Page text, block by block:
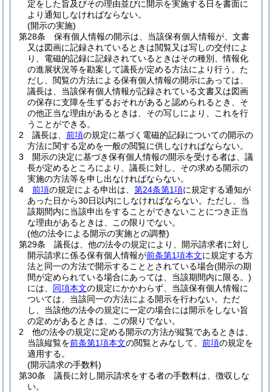
定をした旨及びその理由並びに開示を実施する日を書面に
より通知しなければならない。
(開示の実施)
第28条
保有個人情報の開示は、当該保有個人情報が、文書
又は図画に記録されているときは閲覧又は写しの交付によ
り、電磁的記録に記録されているときはその種別、情報化
の進展状況等を勘案して議長が定める方法により行う。 た
だし、閲覧の方法による保有個人情報の開示にあっては、
議長は、当該保有個人情報が記録されている文書又は図画
の保存に支障を生ずるおそれがあると認められるとき、そ
の他正当な理由があるときは、その写しにより、これを行
うことができる。
2
議長は、 前項の規定に基づく電磁的記録についての開示の
方法に関する定めを一般の閲覧に供しなければならない。
3
開示の決定に基づき保有個人情報の開示を受ける者は、議
長が定めるところにより、議長に対し、その求める開示の
実施の方法等を申し出なければならない。
4
前項の規定による申出は、 第24条第1項に規定する通知が
あった日から30日以内にしなければならない。 ただし、当
該期間内に当該申出をすることができないことにつき正当
な理由があるときは、この限りでない。
(他の法令による開示の実施との調整)
第29条
議長は、他の法令の規定により、開示請求者に対し
開示請求に係る保有個人情報が前条第1項本文に規定する方
法と同一の方法で開示することとされている場合(開示の期
間が定められている場合にあっては、当該期間内に限る。)
には、 同項本文の規定にかかわらず、当該保有個人情報に
ついては、当該同一の方法による開示を行わない。 ただ
し、当該他の法令の規定に一定の場合には開示をしない旨
の定めがあるときは、この限りでない。
2
他の法令の規定に定める開示の方法が縦覧であるときは、
当該縦覧を前条第1項本文の閲覧とみなして、 前項の規定を
適用する。
(開示請求の手数料)
第30条
議長に対し開示請求をする者の手数料は、徴収しな
い。